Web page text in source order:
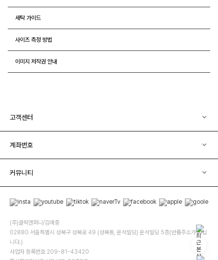
세탁 가이드
사이즈 측정 방법
이미지 저작권 안내
고객센터
계좌번호
커뮤니티
(주)클릭앤퍼니/김예중
02880 서울특별시 성북구 성북로 49 (성북동, 운석빌딩) 운석빌딩 5층(반품주소가 아닙
니다.)
사업자 등록번호 209-81-43420